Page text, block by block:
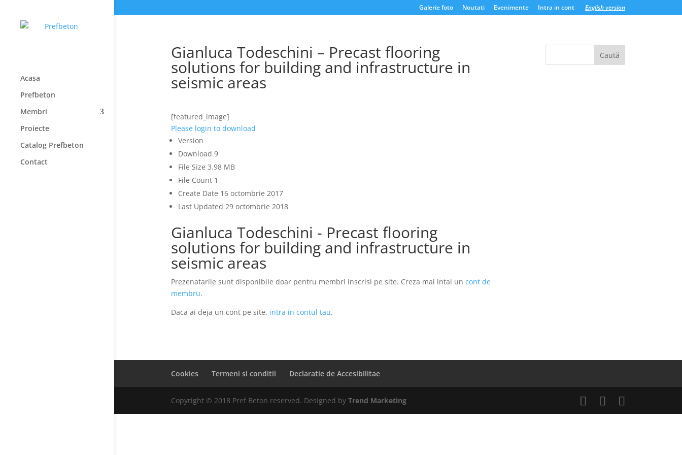
Galerie foto Noutati Evenimente Intra in cont English version
Acasa
Prefbeton
Membri
Proiecte
Catalog Prefbeton
Contact
Gianluca Todeschini – Precast flooring
solutions for building and infrastructure in
seismic areas
[featured_image]
Please login to download
Version
Download 9
File Size 3.98 MB
File Count 1
Create Date 16 octombrie 2017
Last Updated 29 octombrie 2018
Gianluca Todeschini - Precast flooring
solutions for building and infrastructure in
seismic areas
Prezenatarile sunt disponibile doar pentru membri inscrisi pe site. Creza mai intai un cont de
membru.
Daca ai deja un cont pe site, intra in contul tau.
Cookies Termeni si conditii Declaratie de Accesibilitae
Copyright © 2018 Pref Beton reserved. Designed by Trend Marketing